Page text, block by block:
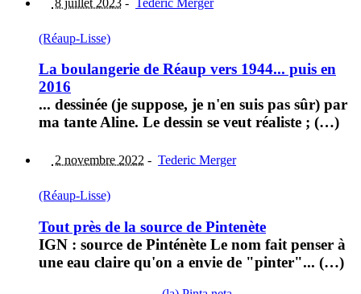
(Réaup-Lisse)
La boulangerie de Réaup vers 1944... puis en
2016
... dessinée (je suppose, je n'en suis pas sûr) par
ma tante Aline. Le dessin se veut réaliste ; (…)
2 novembre 2022 - Tederic Merger
(Réaup-Lisse)
Tout près de la source de Pintenète
IGN : source de Pinténète Le nom fait penser à
une eau claire qu'on a envie de "pinter"... (…)